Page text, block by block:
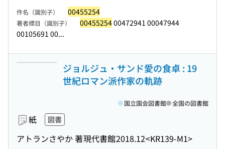
件名（識別子） 00455254
著者標目（識別子） 0045525400472941 00047944
00105691 00...
ジョルジュ・サンド愛の食卓 : 19
世紀ロマン派作家の軌跡
紙 図書
アトランさやか 著現代書館2018.12<KR139-M1>
国立国会図書館 全国の図書館